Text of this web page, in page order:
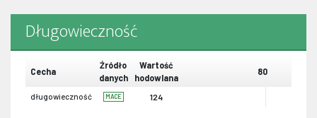
Długowieczność
Cecha
Źródło
danych
Wartość
hodowlana
80
długowieczność MACE 124